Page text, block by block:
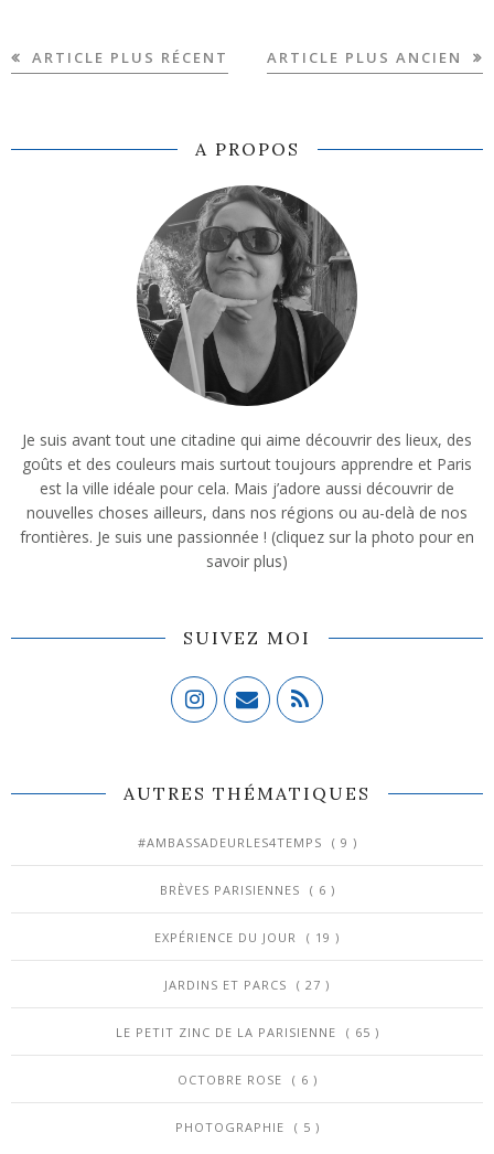
ARTICLE PLUS RÉCENT ARTICLE PLUS ANCIEN
A PROPOS
Je suis avant tout une citadine qui aime découvrir des lieux, des
goûts et des couleurs mais surtout toujours apprendre et Paris
est la ville idéale pour cela. Mais j’adore aussi découvrir de
nouvelles choses ailleurs, dans nos régions ou au-delà de nos
frontières. Je suis une passionnée ! (cliquez sur la photo pour en
savoir plus)
SUIVEZ MOI
AUTRES THÉMATIQUES
#AMBASSADEURLES4TEMPS ( 9 )
BRÈVES PARISIENNES ( 6 )
EXPÉRIENCE DU JOUR ( 19 )
JARDINS ET PARCS ( 27 )
LE PETIT ZINC DE LA PARISIENNE ( 65 )
OCTOBRE ROSE ( 6 )
PHOTOGRAPHIE ( 5 )